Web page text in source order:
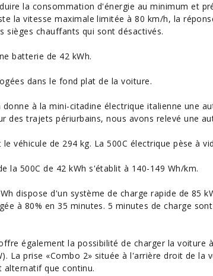
la consommation d'énergie au minimum et
la vitesse maximale limitée à 80 km/h, la
sièges chauffants qui sont désactivés.
batterie de 42 kWh.
dans le fond plat de la voiture.
à la mini-citadine électrique italienne une
des trajets périurbains, nous avons relevé une
véhicule de 294 kg. La 500C électrique pèse à
la 500C de 42 kWh s'établit à 140-149 Wh/km.
dispose d'un système de charge rapide de 85
à 80% en 35 minutes. 5 minutes de charge
également la possibilité de charger la voiture
La prise «Combo 2» située à l'arrière droit de la
alternatif que continu.